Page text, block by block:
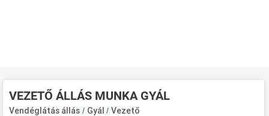
VEZETŐ ÁLLÁS MUNKA GYÁL
Vendéglátás állás / Gyál/Vezető